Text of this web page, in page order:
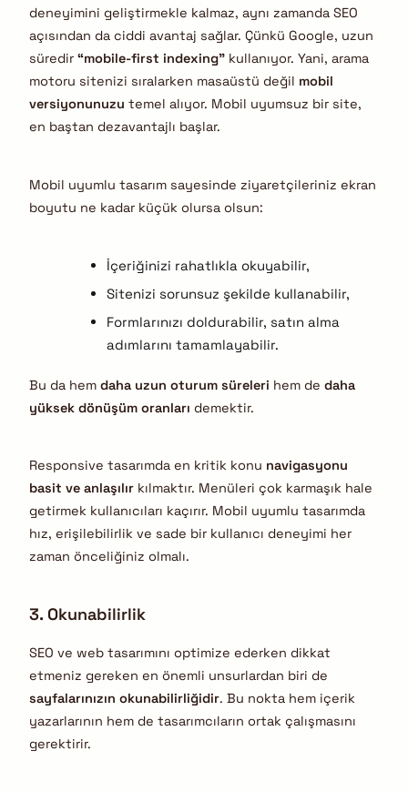
deneyimini geliştirmekle kalmaz, aynı zamanda SEO
açısından da ciddi avantaj sağlar. Çünkü Google, uzun
süredir “mobile-first indexing” kullanıyor. Yani, arama
motoru sitenizi sıralarken masaüstü değil mobil
versiyonunuzu temel alıyor. Mobil uyumsuz bir site,
en baştan dezavantajlı başlar.
Mobil uyumlu tasarım sayesinde ziyaretçileriniz ekran
boyutu ne kadar küçük olursa olsun:
İçeriğinizi rahatlıkla okuyabilir,
Sitenizi sorunsuz şekilde kullanabilir,
Formlarınızı doldurabilir, satın alma
adımlarını tamamlayabilir.
Bu da hem daha uzun oturum süreleri hem de daha
yüksek dönüşüm oranları demektir.
Responsive tasarımda en kritik konu navigasyonu
basit ve anlaşılır kılmaktır. Menüleri çok karmaşık hale
getirmek kullanıcıları kaçırır. Mobil uyumlu tasarımda
hız, erişilebilirlik ve sade bir kullanıcı deneyimi her
zaman önceliğiniz olmalı.
3. Okunabilirlik
SEO ve web tasarımını optimize ederken dikkat
etmeniz gereken en önemli unsurlardan biri de
sayfalarınızın okunabilirliğidir. Bu nokta hem içerik
yazarlarının hem de tasarımcıların ortak çalışmasını
gerektirir.